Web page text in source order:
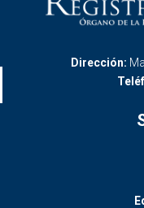
Dirección: